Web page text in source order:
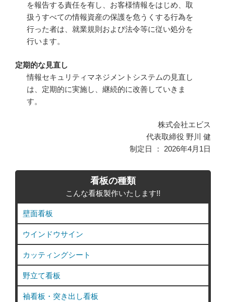
を報告する責任を有し、お客様情報をはじめ、取
扱うすべての情報資産の保護を危うくする行為を
行った者は、就業規則および法令等に従い処分を
行います。
定期的な見直し
情報セキュリティマネジメントシステムの見直し
は、定期的に実施し、継続的に改善していきま
す。
株式会社エビス
代表取締役 野川 健
制定日 ： 2026年4月1日
看板の種類
こんな看板製作いたします!!
壁面看板
ウインドウサイン
カッティングシート
野立て看板
袖看板・突き出し看板